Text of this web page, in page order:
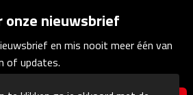
onze nieuwsbrief
en mis nooit meer één van
of updates.